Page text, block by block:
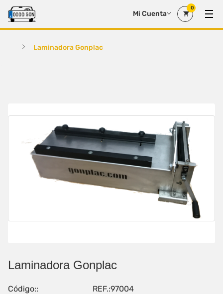
Mi Cuenta
0
Laminadora Gonplac
Laminadora Gonplac
Código:: REF.:97004